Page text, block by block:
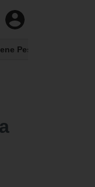
Pessoal